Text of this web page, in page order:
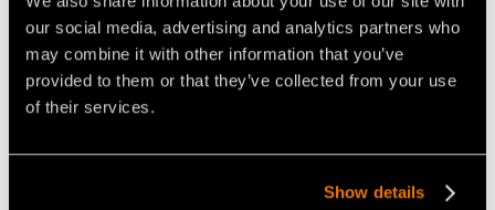
our social media, advertising and analytics partners who
may combine it with other information that you’ve
provided to them or that they’ve collected from your use
of their services.
Show details
Video Fräsen für Traktoren